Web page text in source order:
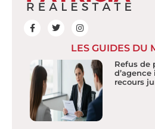
LES GUIDES DU
Refus de
recours